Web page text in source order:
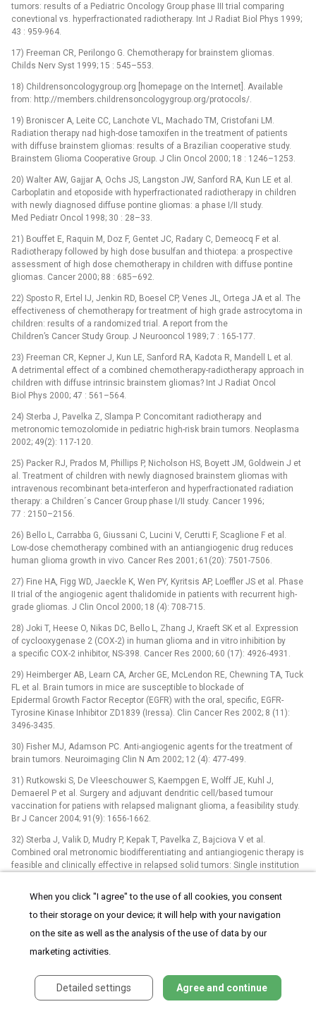
tumors: results of a Pediatric Oncology Group phase III trial comparing
conevtional vs. hyperfractionated radiotherapy. Int J Radiat Biol Phys 1999;
43 : 959-964.
17) Freeman CR, Perilongo G. Chemotherapy for brainstem gliomas.
Childs Nerv Syst 1999; 15 : 545–553.
18) Childrensoncologygroup.org [homepage on the Internet]. Available
from: http://members.childrensoncologygroup.org/protocols/.
19) Broniscer A, Leite CC, Lanchote VL, Machado TM, Cristofani LM.
Radiation therapy nad high-dose tamoxifen in the treatment of patients
with diffuse brainstem gliomas: results of a Brazilian cooperative study.
Brainstem Glioma Cooperative Group. J Clin Oncol 2000; 18 : 1246–1253.
20) Walter AW, Gajjar A, Ochs JS, Langston JW, Sanford RA, Kun LE et al.
Carboplatin and etoposide with hyperfractionated radiotherapy in children
with newly diagnosed diffuse pontine gliomas: a phase I/II study.
Med Pediatr Oncol 1998; 30 : 28–33.
21) Bouffet E, Raquin M, Doz F, Gentet JC, Radary C, Demeocq F et al.
Radiotherapy followed by high dose busulfan and thiotepa: a prospective
assessment of high dose chemotherapy in children with diffuse pontine
gliomas. Cancer 2000; 88 : 685–692.
22) Sposto R, Ertel IJ, Jenkin RD, Boesel CP, Venes JL, Ortega JA et al. The
effectiveness of chemotherapy for treatment of high grade astrocytoma in
children: results of a randomized trial. A report from the
Children’s Cancer Study Group. J Neurooncol 1989; 7 : 165-177.
23) Freeman CR, Kepner J, Kun LE, Sanford RA, Kadota R, Mandell L et al.
A detrimental effect of a combined chemotherapy-radiotherapy approach in
children with diffuse intrinsic brainstem gliomas? Int J Radiat Oncol
Biol Phys 2000; 47 : 561–564.
24) Sterba J, Pavelka Z, Slampa P. Concomitant radiotherapy and
metronomic temozolomide in pediatric high-risk brain tumors. Neoplasma
2002; 49(2): 117-120.
25) Packer RJ, Prados M, Phillips P, Nicholson HS, Boyett JM, Goldwein J et
al. Treatment of children with newly diagnosed brainstem gliomas with
intravenous recombinant beta-interferon and hyperfractionated radiation
therapy: a Children´s Cancer Group phase I/II study. Cancer 1996;
77 : 2150–2156.
26) Bello L, Carrabba G, Giussani C, Lucini V, Cerutti F, Scaglione F et al.
Low-dose chemotherapy combined with an antiangiogenic drug reduces
human glioma growth in vivo. Cancer Res 2001; 61(20): 7501-7506.
27) Fine HA, Figg WD, Jaeckle K, Wen PY, Kyritsis AP, Loeffler JS et al. Phase
II trial of the angiogenic agent thalidomide in patients with recurrent high-
grade gliomas. J Clin Oncol 2000; 18 (4): 708-715.
28) Joki T, Heese O, Nikas DC, Bello L, Zhang J, Kraeft SK et al. Expression
of cyclooxygenase 2 (COX-2) in human glioma and in vitro inhibition by
a specific COX-2 inhibitor, NS-398. Cancer Res 2000; 60 (17): 4926-4931.
29) Heimberger AB, Learn CA, Archer GE, McLendon RE, Chewning TA, Tuck
FL et al. Brain tumors in mice are susceptible to blockade of
Epidermal Growth Factor Receptor (EGFR) with the oral, specific, EGFR-
Tyrosine Kinase Inhibitor ZD1839 (Iressa). Clin Cancer Res 2002; 8 (11):
3496-3435.
30) Fisher MJ, Adamson PC. Anti-angiogenic agents for the treatment of
brain tumors. Neuroimaging Clin N Am 2002; 12 (4): 477-499.
31) Rutkowski S, De Vleeschouwer S, Kaempgen E, Wolff JE, Kuhl J,
Demaerel P et al. Surgery and adjuvant dendritic cell/based tumour
vaccination for patiens with relapsed malignant glioma, a feasibility study.
Br J Cancer 2004; 91(9): 1656-1662.
32) Sterba J, Valik D, Mudry P, Kepak T, Pavelka Z, Bajciova V et al.
Combined oral metronomic biodifferentiating and antiangiogenic therapy is
feasible and clinically effective in relapsed solid tumors: Single institution
refractory or very high-risk solid tumors in children. Karger Onkologie 2006;
29(7): 308-313.
LABELS
When you click "I agree" to the use of all cookies, you consent
to their storage on your device; it will help with your navigation
on the site as well as the analysis of the use of data by our
marketing activities.
Detailed settings Agree and continue